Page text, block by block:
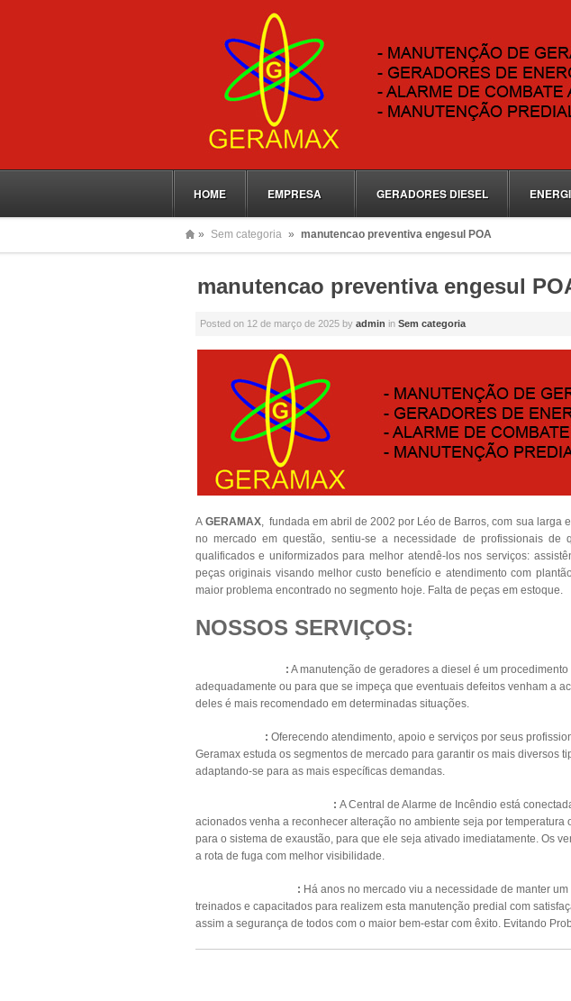
HOME EMPRESA GERADORES DIESEL
» Sem categoria » manutencao preventiva engesul POA
manutencao preventiva engesul
Posted on 12 de março de 2025 by admin in Sem categoria
A GERAMAX, fundada em abril de 2002 por Léo de Barros, com sua larga
no mercado em questão, sentiu-se a necessidade de profissionais de
qualificados e uniformizados para melhor atendê-los nos serviços:
peças originais visando melhor custo benefício e atendimento com
maior problema encontrado no segmento hoje. Falta de peças em estoque.
NOSSOS SERVIÇOS:
: A manutenção de geradores a diesel é um
adequadamente ou para que se impeça que eventuais defeitos venham a
deles é mais recomendado em determinadas situações.
: Oferecendo atendimento, apoio e serviços por seus
Geramax estuda os segmentos de mercado para garantir os mais diversos
adaptando-se para as mais específicas demandas.
: A Central de Alarme de Incêndio está
acionados venha a reconhecer alteração no ambiente seja por
para o sistema de exaustão, para que ele seja ativado imediatamente. Os
a rota de fuga com melhor visibilidade.
: Há anos no mercado viu a necessidade de manter
treinados e capacitados para realizem esta manutenção predial com
assim a segurança de todos com o maior bem-estar com êxito. Evitando